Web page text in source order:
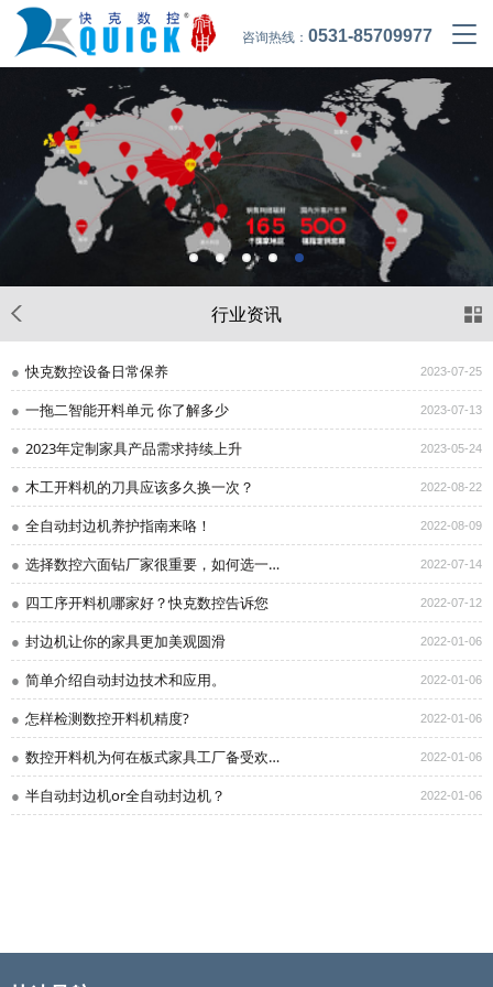
咨询热线： 0531-85709977
行业资讯
快克数控设备日常保养 2023-07-25
一拖二智能开料单元 你了解多少 2023-07-13
2023年定制家具产品需求持续上升 2023-05-24
木工开料机的刀具应该多久换一次？ 2022-08-22
全自动封边机养护指南来咯！ 2022-08-09
选择数控六面钻厂家很重要，如何选一个靠谱的数控六面钻厂家呢? 2022-07-14
四工序开料机哪家好？快克数控告诉您 2022-07-12
封边机让你的家具更加美观圆滑 2022-01-06
简单介绍自动封边技术和应用。 2022-01-06
怎样检测数控开料机精度? 2022-01-06
数控开料机为何在板式家具工厂备受欢迎？ 2022-01-06
半自动封边机or全自动封边机？ 2022-01-06